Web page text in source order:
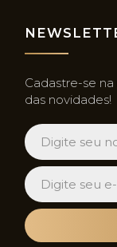
Cadastre-se
das novidades!